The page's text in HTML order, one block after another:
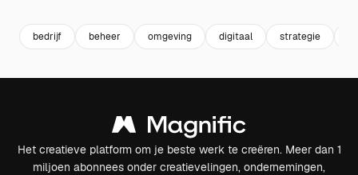
bedrijf beheer omgeving digitaal strategie
Het creatieve platform om je beste werk te creëren. Meer dan 1
miljoen abonnees onder creatievelingen, ondernemingen,